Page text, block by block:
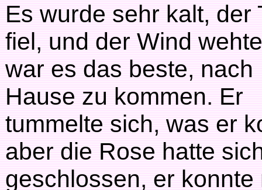
Es wurde sehr kalt, der
fiel, und der Wind
war es das beste, nach
Hause zu kommen. Er
tummelte sich, was er
aber die Rose hatte
geschlossen, er konnte